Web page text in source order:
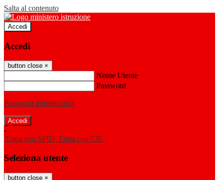
Salta al contenuto
Accedi
Accedi
button close ×
Nome Utente
Password
Password dimenticata?
-
Entra con SPID Entra con CIE
Seleziona utente
button close ×